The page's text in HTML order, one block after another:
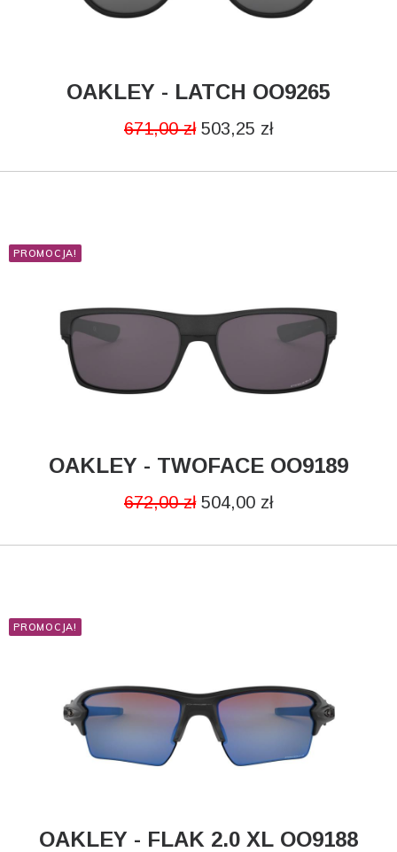
DODAJ DO KOSZYKA
OAKLEY - LATCH OO9265
671,00zł 503,25 zł
PROMOCJA!
DODAJ DO KOSZYKA
OAKLEY - TWOFACE OO9189
672,00zł 504,00 zł
PROMOCJA!
CZYTAJ DALEJ
OAKLEY - FLAK 2.0 XL OO9188